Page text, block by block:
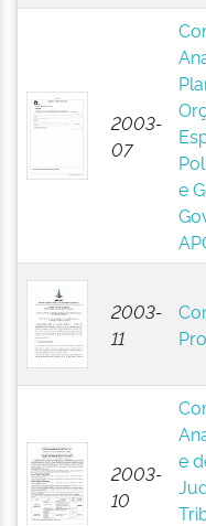
2003-
07
e
2003-
11
2003-
10
e